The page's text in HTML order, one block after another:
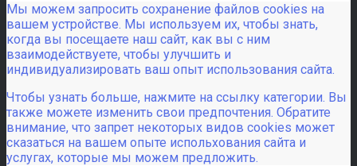
Мы можем запросить сохранение файлов cookies на
вашем устройстве. Мы используем их, чтобы знать,
когда вы посещаете наш сайт, как вы с ним
взаимодействуете, чтобы улучшить и
индивидуализировать ваш опыт использования сайта.
Чтобы узнать больше, нажмите на ссылку категории. Вы
также можете изменить свои предпочтения. Обратите
внимание, что запрет некоторых видов cookies может
сказаться на вашем опыте испольхования сайта и
услугах, которые мы можем предложить.